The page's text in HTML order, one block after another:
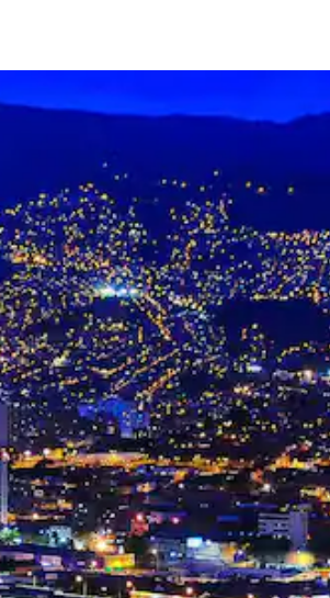
le bas pour les parcourir ou en